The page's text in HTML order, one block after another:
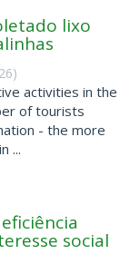
lixo
)
activities in the
of tourists
- the more
...
social